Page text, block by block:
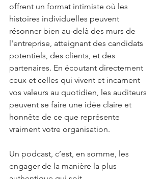
offrent un format intimiste où les
histoires individuelles peuvent
résonner bien au-delà des murs de
l'entreprise, atteignant des candidats
potentiels, des clients, et des
partenaires. En écoutant directement
ceux et celles qui vivent et incarnent
vos valeurs au quotidien, les auditeurs
peuvent se faire une idée claire et
honnête de ce que représente
vraiment votre organisation.
Un podcast, c’est, en somme, les
engager de la manière la plus